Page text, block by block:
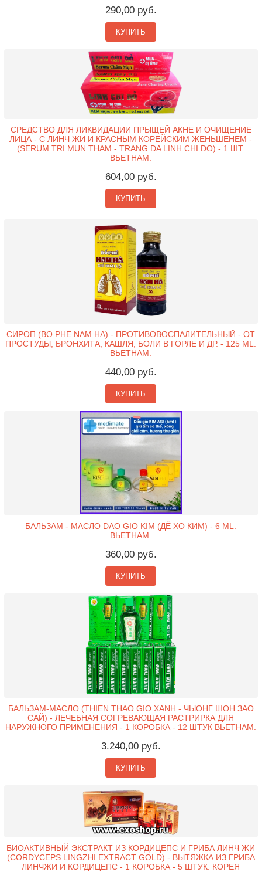
290,00 руб.
КУПИТЬ
СРЕДСТВО ДЛЯ ЛИКВИДАЦИИ ПРЫЩЕЙ АКНЕ И ОЧИЩЕНИЕ
ЛИЦА - С ЛИНЧ ЖИ И КРАСНЫМ КОРЕЙСКИМ ЖЕНЬШЕНЕМ -
(SERUM TRI MUN THAM - TRANG DA LINH CHI DO) - 1 ШТ.
ВЬЕТНАМ.
604,00 руб.
КУПИТЬ
СИРОП (BO PHE NAM HA) - ПРОТИВОВОСПАЛИТЕЛЬНЫЙ - ОТ
ПРОСТУДЫ, БРОНХИТА, КАШЛЯ, БОЛИ В ГОРЛЕ И ДР. - 125 ML.
ВЬЕТНАМ.
440,00 руб.
КУПИТЬ
БАЛЬЗАМ - МАСЛО DAO GIO KIM (ДЁ ХО КИМ) - 6 ML.
ВЬЕТНАМ.
360,00 руб.
КУПИТЬ
БАЛЬЗАМ-МАСЛО (THIEN THAO GIO XANH - ЧЫОНГ ШОН ЗАО
САЙ) - ЛЕЧЕБНАЯ СОГРЕВАЮЩАЯ РАСТРИРКА ДЛЯ
НАРУЖНОГО ПРИМЕНЕНИЯ - 1 КОРОБКА - 12 ШТУК ВЬЕТНАМ.
3.240,00 руб.
КУПИТЬ
БИОАКТИВНЫЙ ЭКСТРАКТ ИЗ КОРДИЦЕПС И ГРИБА ЛИНЧ ЖИ
(CORDYCEPS LINGZHI EXTRACT GOLD) - ВЫТЯЖКА ИЗ ГРИБА
ЛИНЧЖИ И КОРДИЦЕПС - 1 КОРОБКА - 5 ШТУК. КОРЕЯ